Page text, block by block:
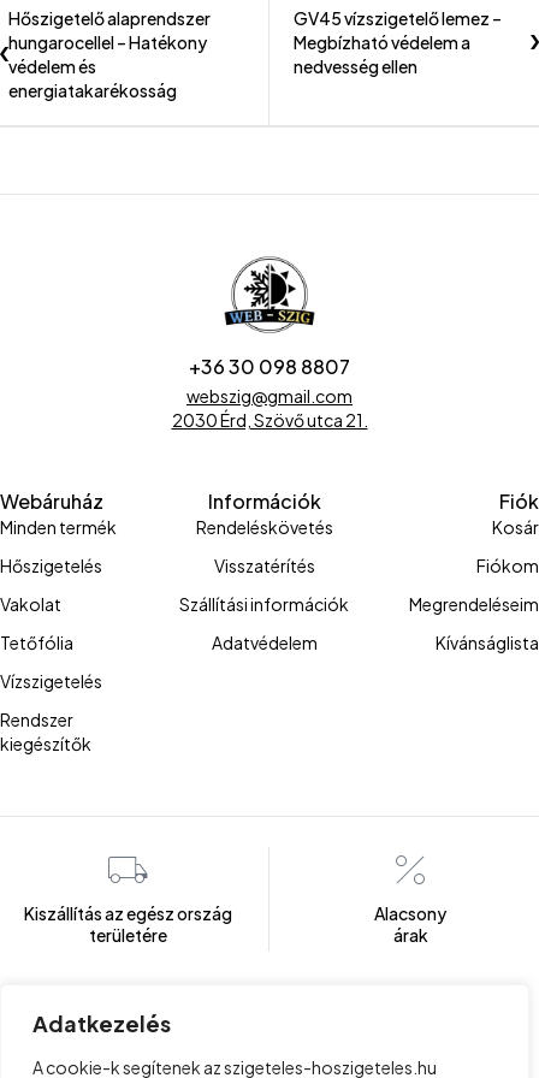
Adatkezelés
A cookie-k segítenek az szigeteles-hoszigeteles.hu
Hőszigetelő alaprendszer
hungarocellel – Hatékony
védelem és
energiatakarékosság
GV45 vízszigetelő lemez –
Megbízható védelem a
nedvesség ellen
+36 30 098 8807
webszig@gmail.com
2030 Érd, Szövő utca 21.
Webáruház
Minden termék
Hőszigetelés
Vakolat
Tetőfólia
Vízszigetelés
Rendszer
kiegészítők
Információk
Rendeléskövetés
Visszatérítés
Szállítási információk
Adatvédelem
Fiók
Kosár
Fiókom
Megrendeléseim
Kívánságlista
Kiszállítás az egész ország
területére
Alacsony
árak